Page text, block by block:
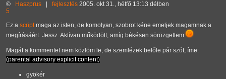
© Haszprus fejlesztés 2005. okt 31., hétfő 13:13 délben
5
Ez a scriptmaga az isten, de komolyan, szobrot kéne emeljek magamnak a
megírásáért. Jessz. Aktívan működött, amíg békésen sörözgettem
Magát a kommentet nem közlöm le, de szemlézek belőle pár szót, íme:
(parental advisory explicit content)
gyökér